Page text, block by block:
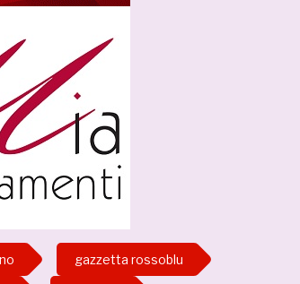
gazzetta rossoblu